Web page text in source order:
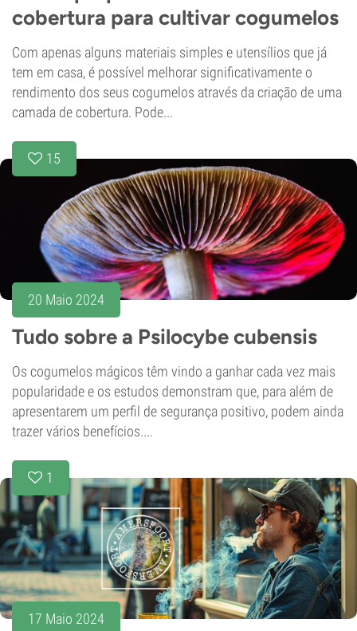
cobertura para cultivar cogumelos
Com apenas alguns materiais simples e utensílios que já
tem em casa, é possível melhorar significativamente o
rendimento dos seus cogumelos através da criação de uma
camada de cobertura. Pode...
15
20 Maio 2024
Tudo sobre a Psilocybe cubensis
Os cogumelos mágicos têm vindo a ganhar cada vez mais
popularidade e os estudos demonstram que, para além de
apresentarem um perfil de segurança positivo, podem ainda
trazer vários benefícios....
1
17 Maio 2024